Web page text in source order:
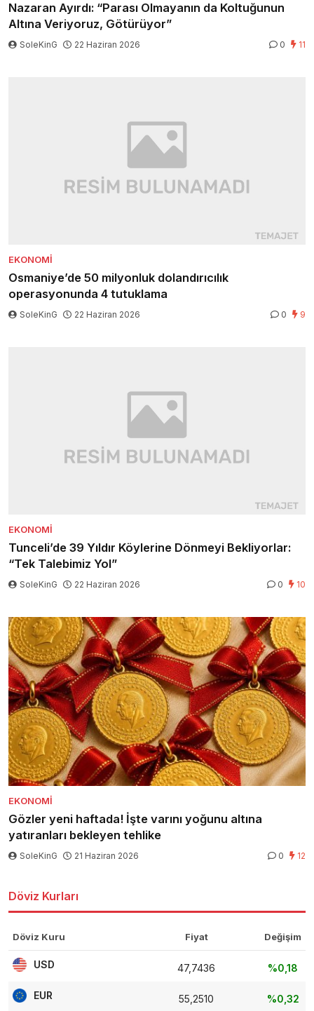
Nazaran Ayırdı: “Parası Olmayanın da Koltuğunun
Altına Veriyoruz, Götürüyor”
SoleKinG 22 Haziran 2026 0 11
EKONOMI
Osmaniye’de 50 milyonluk dolandırıcılık
operasyonunda 4 tutuklama
SoleKinG 22 Haziran 2026 0 9
EKONOMI
Tunceli’de 39 Yıldır Köylerine Dönmeyi Bekliyorlar:
“Tek Talebimiz Yol”
SoleKinG 22 Haziran 2026 0 10
EKONOMI
Gözler yeni haftada! İşte varını yoğunu altına
yatıranları bekleyen tehlike
SoleKinG 21 Haziran 2026 0 12
Döviz Kurları
Döviz Kuru Fiyat Değişim
USD 47,7436 %0,18
EUR 55,2510 %0,32